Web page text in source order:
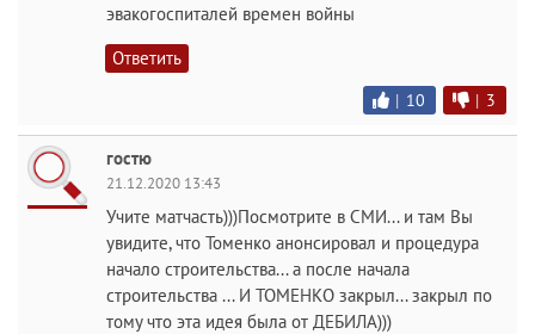
эвакогоспиталей времен войны
Ответить
| 10 | 3
гостю
21.12.2020 13:43
Учите матчасть)))Посмотрите в СМИ... и там Вы
увидите, что Томенко анонсировал и процедура
начало строительства... а после начала
строительства ... И ТОМЕНКО закрыл... закрыл по
тому что эта идея была от ДЕБИЛА)))